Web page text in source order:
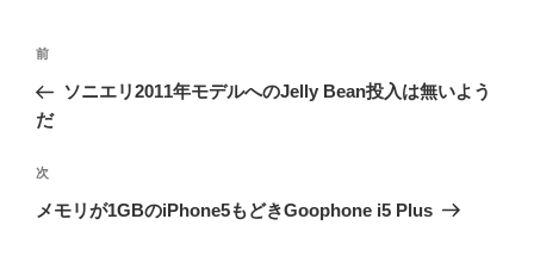
投
ナ
ゲ
ー
前
の
投
前
ソニエリ2011年モデルへのJelly Bean投入は無いよう
だ
次
の
次
メモリが1GBのiPhone5もどきGoophone i5 Plus